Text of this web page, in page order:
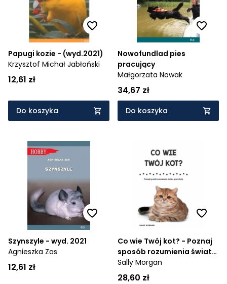
Papugi kozie - (wyd.2021)
Krzysztof Michał Jabłoński
12,61 zł
Do koszyka
Nowofundlad pies
pracujący
Małgorzata Nowak
34,67 zł
Do koszyka
Szynszyle - wyd. 2021
Agnieszka Zas
12,61 zł
Co wie Twój kot? - Poznaj
sposób rozumienia świata
przez koty (wyd.2)
Sally Morgan
28,60 zł